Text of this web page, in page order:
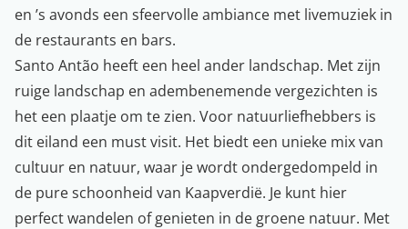
en ’s avonds een sfeervolle ambiance met livemuziek in
de restaurants en bars.
Santo Antão heeft een heel ander landschap. Met zijn
ruige landschap en adembenemende vergezichten is
het een plaatje om te zien. Voor natuurliefhebbers is
dit eiland een must visit. Het biedt een unieke mix van
cultuur en natuur, waar je wordt ondergedompeld in
de pure schoonheid van Kaapverdië. Je kunt hier
perfect wandelen of genieten in de groene natuur. Met